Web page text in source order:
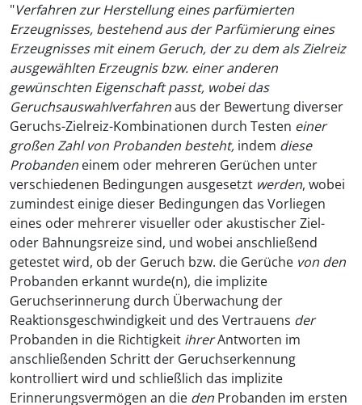
"Verfahren zur Herstellung eines parfümierten
Erzeugnisses, bestehend aus der Parfümierung eines
Erzeugnisses mit einem Geruch, der zu dem als Zielreiz
ausgewählten Erzeugnis bzw. einer anderen
gewünschten Eigenschaft passt, wobei das
Geruchsauswahlverfahrenaus der Bewertung diverser
Geruchs-Zielreiz-Kombinationen durch Testen einer
großen Zahl von Probanden besteht, indem diese
Probanden einem oder mehreren Gerüchen unter
verschiedenen Bedingungen ausgesetzt werden, wobei
zumindest einige dieser Bedingungen das Vorliegen
eines oder mehrerer visueller oder akustischer Ziel-
oder Bahnungsreize sind, und wobei anschließend
getestet wird, ob der Geruch bzw. die Gerüche von den
Probanden erkannt wurde(n), die implizite
Geruchserinnerung durch Überwachung der
Reaktionsgeschwindigkeit und des Vertrauens der
Probanden in die Richtigkeit ihrerAntworten im
anschließenden Schritt der Geruchserkennung
kontrolliert wird und schließlich das implizite
Erinnerungsvermögen an die den Probanden im ersten